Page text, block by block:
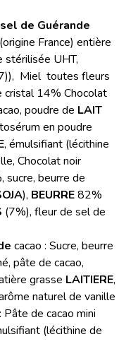
de Guérande
France) entière
stérilisée UHT,
Miel toutes fleurs
cristal 14% Chocolat
poudre de LAIT
en poudre
, émulsifiant (lécithine
Chocolat noir
sucre, beurre de
), BEURRE82%
(7%), fleur de sel de
cacao : Sucre, beurre
pâte de cacao,
grasse LAITIERE,
naturel de vanille
: Pâte de cacao mini
(lécithine de